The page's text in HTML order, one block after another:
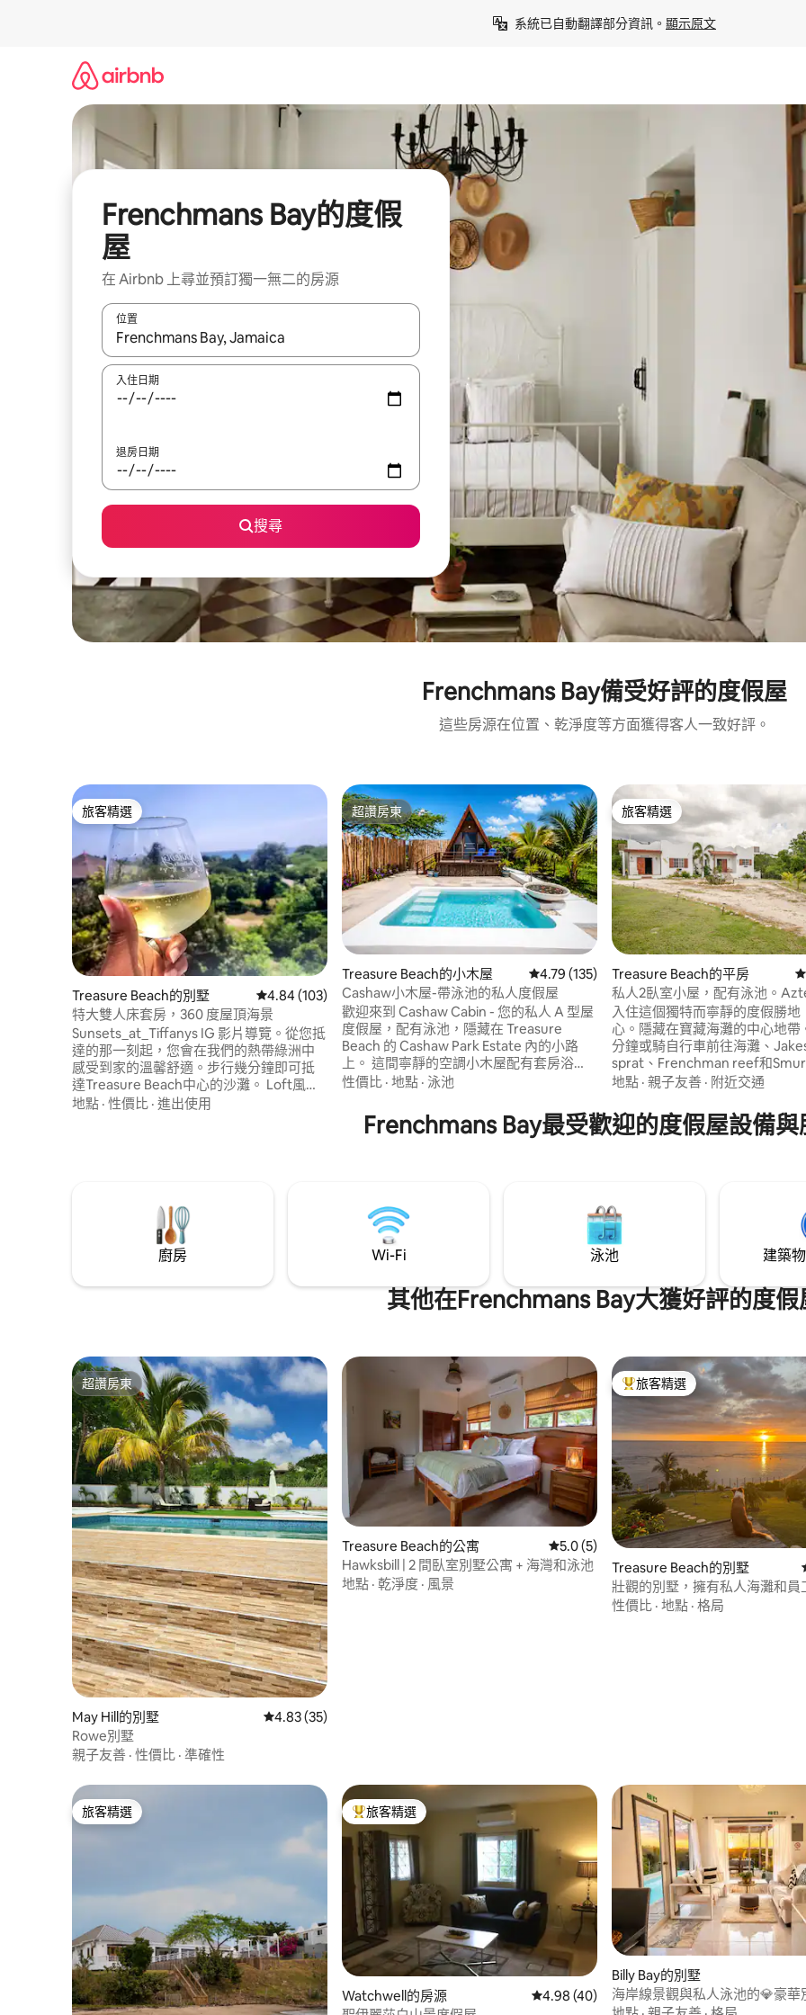
系統已自動翻譯部分資訊。 顯示原文
Frenchmans Bay的度假
屋
在 Airbnb 上尋並預訂獨一無二的房源
位置
如有搜尋結果，瀏覽內容時請使用上下箭頭，或輕點、滑動裝置。
入住日期
退房日期
搜尋
Frenchmans Bay備受好評的度假屋
這些房源在位置、乾淨度等方面獲得客人一致好評。
旅客精選
旅客精選
Treasure Beach的別墅 從 103 則評價中獲得 4.84 的平均評分（滿分 5 分）
4.84 (103)
特大雙人床套房，360 度屋頂海景
Sunsets_at_Tiffanys IG 影片導覽。從您抵
達的那一刻起，您會在我們的熱帶綠洲中
感受到家的溫馨舒適。步行幾分鐘即可抵
達Treasure Beach中心的沙灘。 Loft風格
的房源，擁有驚人的6公尺/20英尺高天花
地點 · 性價比 · 進出使用
超讚房東
超讚房東
Treasure Beach的小木屋 從 135 則評價中獲得 4.79 的平均評分（滿分 5
4.79 (135)
Cashaw小木屋-帶泳池的私人度假屋
歡迎來到 Cashaw Cabin - 您的私人 A 型屋
度假屋，配有泳池，隱藏在 Treasure
Beach 的 Cashaw Park Estate 內的小路
上。 這間寧靜的空調小木屋配有套房浴
室、室外淋浴間、1.8 米寬雙人床和舒適的
過，晚上在星空下，遠離人群。 非常適合
尋求隱私、平靜和悠閒南岸氛圍的情侶或
性價比 · 地點 · 泳池
旅客精選
旅客精選
Treasure Beach的平房
私人2臥室小屋，配有泳池。
入住這個獨特而寧靜的度假勝地
心。隱藏在寶藏海灘的中心地帶
分鐘或騎自行車前往海灘、
sprat、Frenchman reef和
餐廳。 如有需要，您還可以享用
的YS瀑布、Pelican Bar、黑河
Appleton Rum。 您將成為第一
地點 · 親子友善 · 附近交通
Frenchmans Bay最受歡迎的度假屋設備與
廚房 Wi-Fi 泳池 建築
其他在Frenchmans Bay大獲好評的度假
超讚房東
超讚房東
May Hill的別墅 從 35 則評價中獲得 4.83 的平均評分（滿分 5 分）
4.83 (35)
Rowe別墅
親子友善 · 性價比 · 準確性
Treasure Beach的公寓 從 5 則評價中獲得 5.0 的平均評分（滿分 5
5.0 (5)
Hawksbill | 2 間臥室別墅公寓 + 海灣和泳池
地點 · 乾淨度 · 風景
旅客精選榜首
旅客精選
Treasure Beach的別墅
壯觀的別墅，擁有私人海灘和員
性價比 · 地點 · 格局
旅客精選
旅客精選 旅客精選榜首
旅客精選
Watchwell的房源 從 40 則評價中獲得 4.98 的平均評分（滿分 5
4.98 (40)
Billy Bay的別墅
海岸線景觀與私人泳池的💎豪華